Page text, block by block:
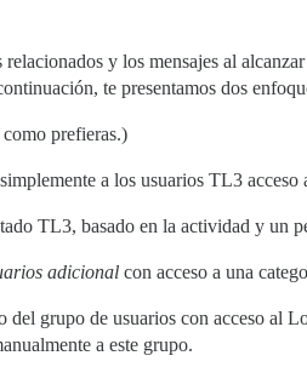
y los mensajes al
te presentamos dos
prefieras.)
a los usuarios TL3 acceso
TL3, basado en la actividad y un
adicional con acceso a una
del grupo de usuarios con acceso al
a este grupo.